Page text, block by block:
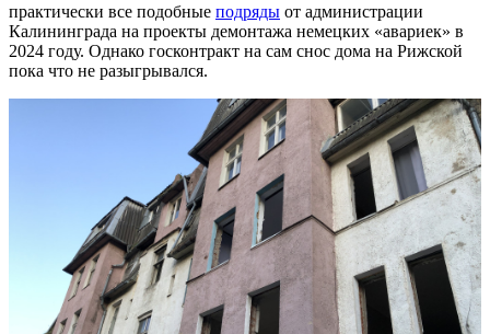
практически все подобные подряды от администрации
Калининграда на проекты демонтажа немецких «авариек» в
2024 году. Однако госконтракт на сам снос дома на Рижской
пока что не разыгрывался.